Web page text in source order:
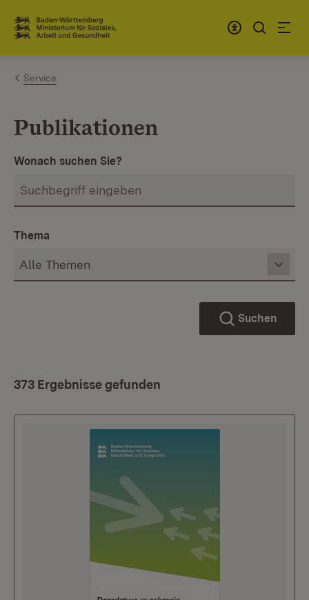
Zum Inhalt springen
Link zur Startseite
Service
Publikationen
Wonach suchen Sie?
Thema
Suchen
373 Ergebnisse gefunden